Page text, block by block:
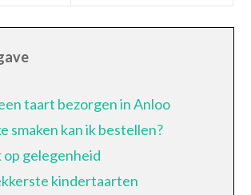
taart bezorgen in Anloo
smaken kan ik bestellen?
op gelegenheid
kindertaarten